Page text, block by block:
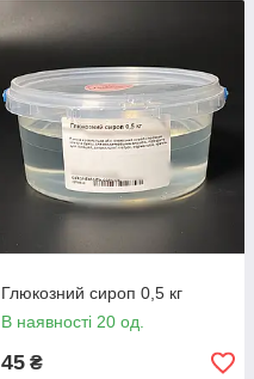
Глюкозний сироп 0,5 кг
В наявності 20 од.
45 ₴